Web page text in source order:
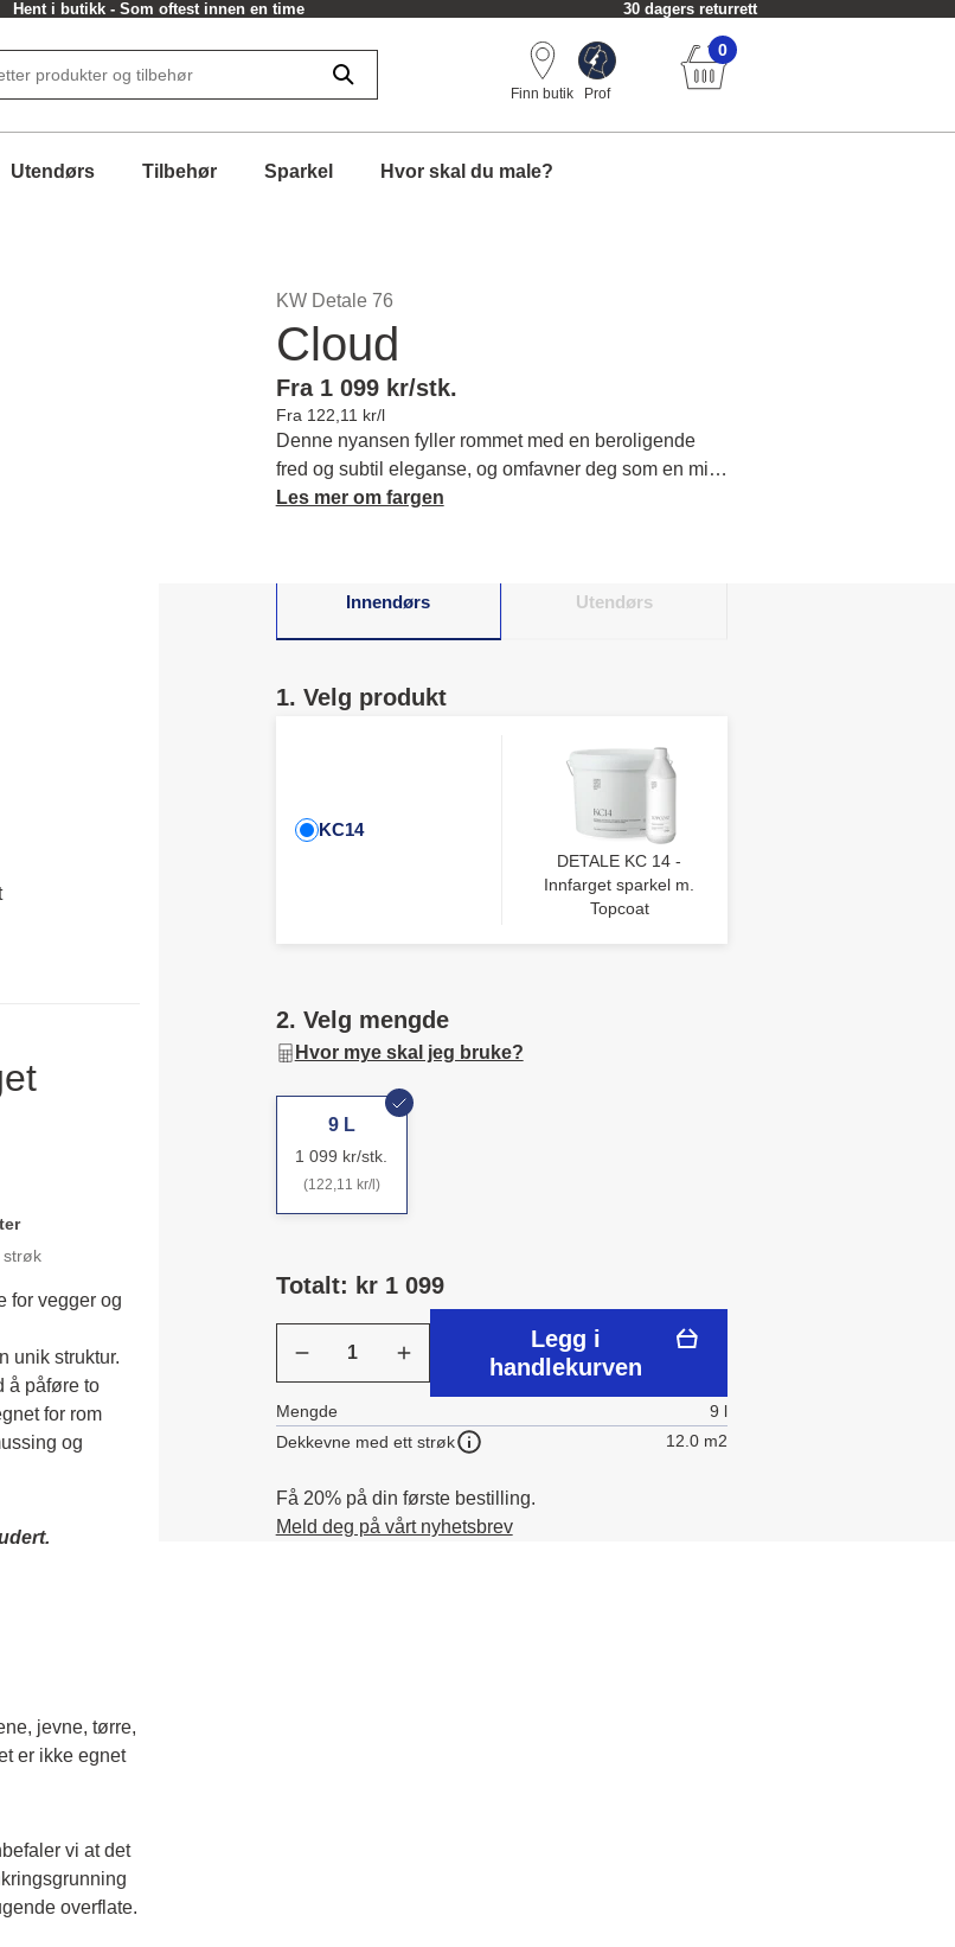
Hent i butikk - Som oftest innen en time 30 dagers returrett
Finn butik Prof
0
Utendørs Tilbehør Sparkel Hvor skal du male?
strøk
for vegger og
unik struktur.
å påføre to
for rom
og
jevne, tørre,
er ikke egnet
vi at det
overflate.
KW Detale 76
Cloud
Fra 1 099 kr/stk.
Fra 122,11 kr/l
Denne nyansen fyller rommet med en beroligende
fred og subtil eleganse, og omfavner deg som en mild
bris.
Les mer om fargen
Innendørs Utendørs
1. Velg produkt
KC14
DETALE KC 14 -
Innfarget sparkel m.
Topcoat
2. Velg mengde
Hvor mye skal jeg bruke?
9 L
1 099 kr/stk.
(122,11 kr/l)
Totalt: kr 1 099
Legg i
handlekurven
Mengde
9 l
Dekkevne med ett strøk
12.0 m2
Få 20% på din første bestilling.
Meld deg på vårt nyhetsbrev